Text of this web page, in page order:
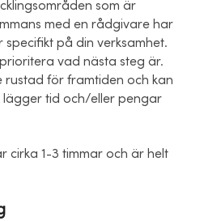
som är
med en rådgivare har
på din verksamhet.
vad nästa steg är.
rustad för framtiden och kan
tid och/eller pengar
cirka 1-3 timmar och är helt